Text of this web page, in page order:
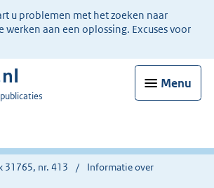
u problemen met het zoeken naar
werken aan een oplossing. Excuses voor
Menu
31765, nr. 413
Informatie over